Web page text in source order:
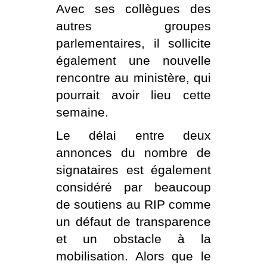
Avec ses collègues des
autres groupes
parlementaires, il sollicite
également une nouvelle
rencontre au ministère, qui
pourrait avoir lieu cette
semaine.
Le délai entre deux
annonces du nombre de
signataires est également
considéré par beaucoup
de soutiens au RIP comme
un défaut de transparence
et un obstacle à la
mobilisation. Alors que le